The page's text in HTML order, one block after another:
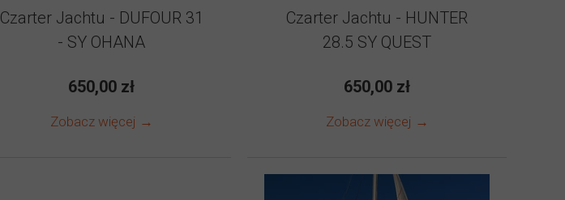
Czarter Jachtu - DUFOUR 31
- SY OHANA
650,00 zł
Zobacz więcej →
Czarter Jachtu - HUNTER
28.5 SY QUEST
650,00 zł
Zobacz więcej →